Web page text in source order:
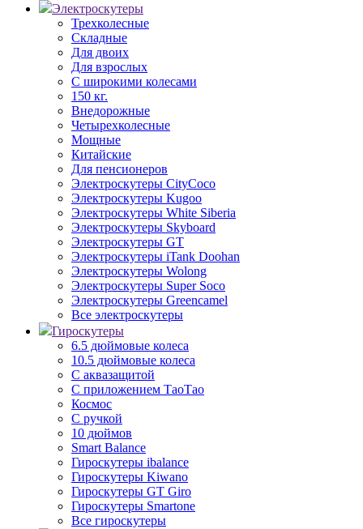
Электроскутеры
Трехколесные
Складные
Для двоих
Для взрослых
С широкими колесами
150 кг.
Внедорожные
Четырехколесные
Мощные
Китайские
Для пенсионеров
Электроскутеры CityCoco
Электроскутеры Kugoo
Электроскутеры White Siberia
Электроскутеры Skyboard
Электроскутеры GT
Электроскутеры iTank Doohan
Электроскутеры Wolong
Электроскутеры Super Soco
Электроскутеры Greencamel
Все электроскутеры
Гироскутеры
6.5 дюймовые колеса
10.5 дюймовые колеса
С аквазащитой
С приложением ТаоТао
Космос
С ручкой
10 дюймов
Smart Balance
Гироскутеры ibalance
Гироскутеры Kiwano
Гироскутеры GT Giro
Гироскутеры Smartone
Все гироскутеры